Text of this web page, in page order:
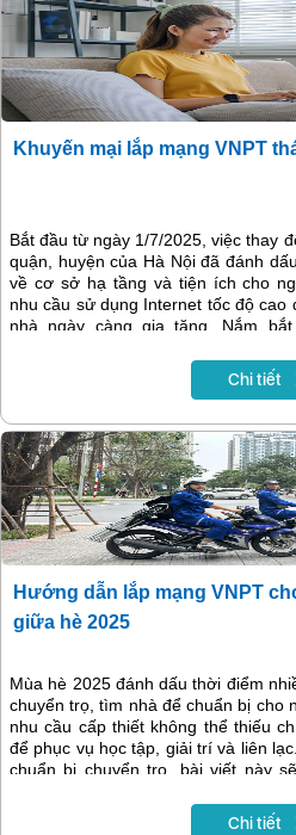
Khuyến mại lắp mạng VNPT
Bắt đầu từ ngày 1/7/2025, việc thay
quận, huyện của Hà Nội đã đánh
về cơ sở hạ tầng và tiện ích cho
nhu cầu sử dụng Internet tốc độ cao
nhà ngày càng gia tăng. Nắm
hấp dẫn, giúp khách hàng dễ
lượng cao với chi phí tiết kiệm hơn
Chi tiết
Hướng dẫn lắp mạng VNPT
giữa hè 2025
Mùa hè 2025 đánh dấu thời điểm
chuyển trọ, tìm nhà để chuẩn bị cho
nhu cầu cấp thiết không thể thiếu
để phục vụ học tập, giải trí và liên
chuẩn bị chuyển trọ, bài viết này
ưu đãi dành riêng cho sinh viên trong
Chi tiết